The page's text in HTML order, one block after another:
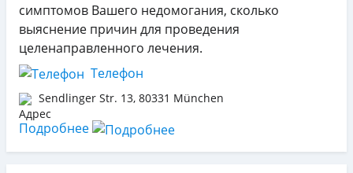
симптомов Вашего недомогания, сколько
выяснение причин для проведения
целенаправленного лечения.
Телефон
Sendlinger Str. 13, 80331 München
Подробнее